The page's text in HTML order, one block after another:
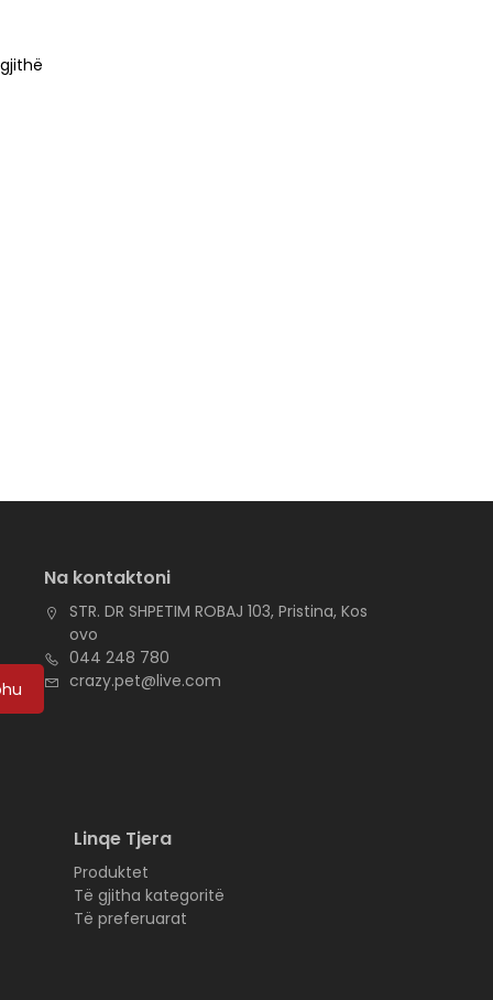
Na kontaktoni
STR. DR SHPETIM ROBAJ 103, Pristina, Kos
ovo
044 248 780
crazy.pet@live.com
Linqe Tjera
Produktet
Të gjitha kategoritë
Të preferuarat